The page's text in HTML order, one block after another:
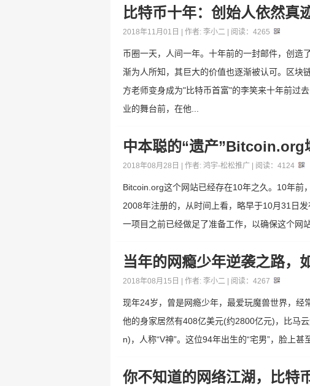
比特币十年：创始人依然真
2018年11月01日 | 作者: 李小二 | 阅读： 4265
币圈一天，人间一年。十年前的一封邮件，创造
渐为人所知，其巨大的价值也逐渐被认可。区块
方老师变身成为"比特币首富"的李笑来十年前过
业的舞台前，在他...
中本聪的“遗产”Bitcoin.org
2018年08月28日 | 作者: 鸿宇-松松推广 | 阅读： 4124
Bitcoin.org这个网站已经存在10年之久。10年前
2008年注册的，从时间上看，略早于10月31日
一项目之前已经做足了准备工作，以确保这个网
当年的网瘾少年逆袭之路，
2018年08月15日 | 作者: 李小二 | 阅读： 4267
现年24岁，曾是网瘾少年，最爱玩魔兽世界，经
他的身家居然有408亿美元(约2800亿元)，比马
n)，人称“V神”。这位94年出生的“宅男”，脸上
你不知道的网络江湖，比特